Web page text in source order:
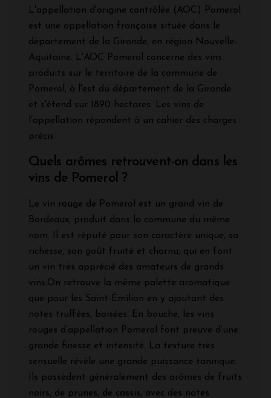
L'appellation d'origine contrôlée (AOC) Pomerol
est une appellation française située dans le
département de la Gironde, en région Nouvelle-
Aquitaine. L'AOC Pomerol concerne des vins
produits sur le territoire de la commune de
Pomerol, à l'est du département de la Gironde
et s'étend sur 1890 hectares. Les vins de
l'appellation répondent à un cahier des charges
précis.
Quels arômes retrouvent-on dans les
vins de Pomerol ?
Le vin rouge de Pomerol est un grand vin de
Bordeaux, produit dans la commune du même
nom. Il est réputé pour son caractère unique, sa
richesse, son goût fruité et charnu, qui en font
un vin très apprécié des amateurs de grands
vins.On retrouve la même palette aromatique
que pour les Saint-Émilion en y ajoutant des
notes truffées, boisées. En bouche, les vins
rouges d’appellation Pomerol font preuve d’une
grande finesse et intensité. La texture très
sensuelle révèle une grande puissance tannique.
Ils possèdent généralement des arômes de fruits
noirs, de prunes, de cassis, avec des notes